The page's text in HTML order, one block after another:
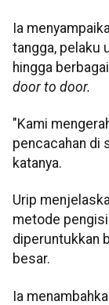
Ia
tangga, pelaku
hingga
door to door.
"Kami
pencacahan di
katanya.
Urip
metode
diperuntukkan
besar.
Ia